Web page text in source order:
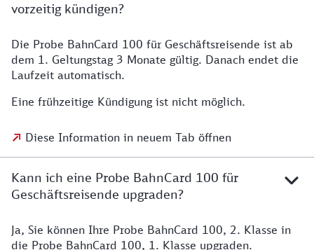
vorzeitig kündigen?
Die Probe BahnCard 100 für Geschäftsreisende ist ab
dem 1. Geltungstag 3 Monate gültig. Danach endet die
Laufzeit automatisch.
Eine frühzeitige Kündigung ist nicht möglich.
Diese Information in neuem Tab öffnen
Kann ich eine Probe BahnCard 100 für
Geschäftsreisende upgraden?
Ja, Sie können Ihre Probe BahnCard 100, 2. Klasse in
die Probe BahnCard 100, 1. Klasse upgraden.